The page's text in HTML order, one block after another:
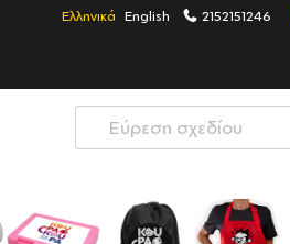
Ελληνικά English 2152151246